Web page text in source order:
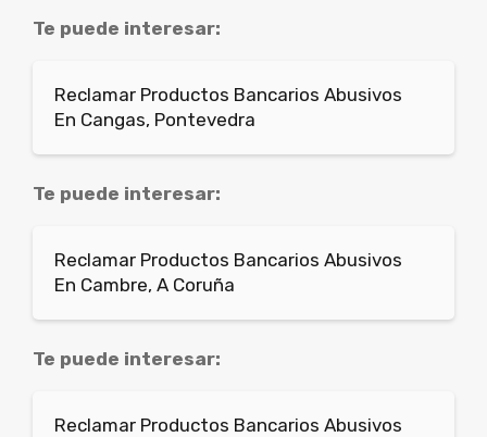
Te puede interesar:
Reclamar Productos Bancarios Abusivos
En Cangas, Pontevedra
Te puede interesar:
Reclamar Productos Bancarios Abusivos
En Cambre, A Coruña
Te puede interesar:
Reclamar Productos Bancarios Abusivos